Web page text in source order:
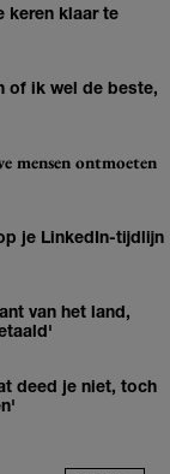
keren klaar te
of ik wel de beste,
mensen ontmoeten
je LinkedIn-tijdlijn
van het land,
deed je niet, toch